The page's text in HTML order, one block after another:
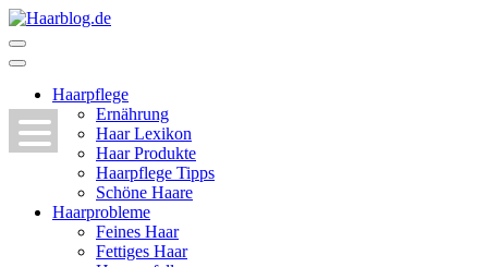
Zum
Inhalt
springen
drücken)Haarpflege
Ernährung
Haar Lexikon
Haar Produkte
Haarpflege Tipps
Schöne Haare
Haarprobleme
Feines Haar
Fettiges Haar